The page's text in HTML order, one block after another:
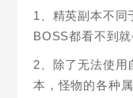
1、精英副本不同
BOSS都看不到
2、除了无法使用
本，怪物的各种